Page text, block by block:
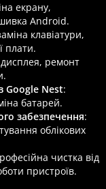
екрану,
Android.
клавіатури,
плати.
дисплея, ремонт
Google Nest:
батарей.
забезпечення:
облікових
чистка від
пристроїв.